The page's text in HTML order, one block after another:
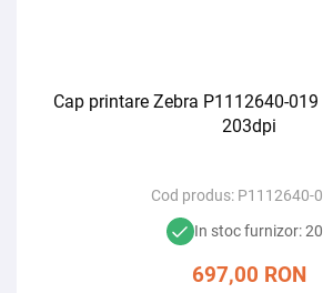
Cap printare Zebra P1112640-
203dpi
Cod produs: P1112640-
In stoc furnizor:
697,00 RON